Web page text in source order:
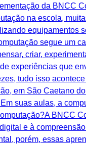
da BNCC
na escola,
equipamentos
segue um
criar,
experiências que
tudo isso
em São Caetano
suas aulas, a
BNCC
e à
porém, essas